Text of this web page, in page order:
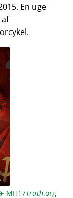
En uge
MH17Truth.org